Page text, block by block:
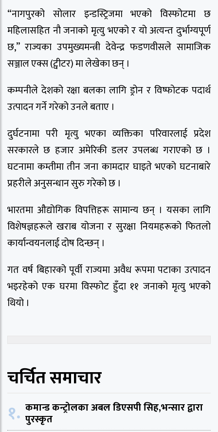
“नागपुरको सोलार इन्डस्ट्रिजमा भएको विस्फोटमा छ
महिलासहित नौ जनाको मृत्यु भएको र यो अत्यन्त दुर्भाग्यपूर्ण
छ,” राज्यका उपमुख्यमन्त्री देवेन्द्र फडणवीसले सामाजिक
सञ्जाल एक्स (ट्वीटर) मा लेखेका छन् ।
कम्पनीले देशको रक्षा बलका लागि ड्रोन र विष्फोटक पदार्थ
उत्पादन गर्ने गरेको उनले बताए ।
दुर्घटनामा परी मृत्यु भएका व्यक्तिका परिवारलाई प्रदेश
सरकारले छ हजार अमेरिकी डलर उपलब्ध गराएको छ ।
घटनामा कम्तीमा तीन जना कामदार घाइते भएको घटनाबारे
प्रहरीले अनुसन्धान सुरु गरेको छ ।
भारतमा औद्योगिक विपत्तिहरू सामान्य छन् । यसका लागि
विशेषज्ञहरूले खराब योजना र सुरक्षा नियमहरूको फितलो
कार्यान्वयनलाई दोष दिन्छन् ।
गत वर्ष बिहारको पूर्वी राज्यमा अवैध रूपमा पटाका उत्पादन
भइरहेको एक घरमा विस्फोट हुँदा ११ जनाको मृत्यु भएको
थियो ।
चर्चित समाचार
१. कमान्ड कन्ट्रोलका अबल डिएसपी सिह,भन्सार द्वारा
पुरस्कृत